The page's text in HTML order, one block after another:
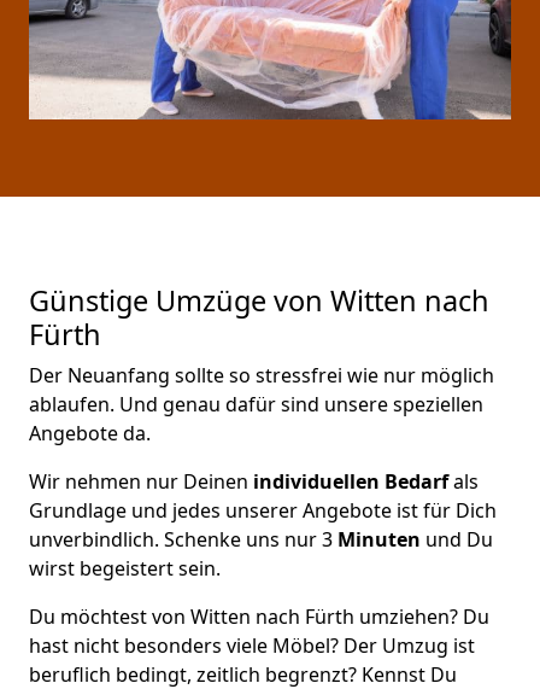
Günstige Umzüge von Witten nach
Fürth
Der Neuanfang sollte so stressfrei wie nur möglich
ablaufen. Und genau dafür sind unsere speziellen
Angebote da.
Wir nehmen nur Deinen individuellen Bedarfals
Grundlage und jedes unserer Angebote ist für Dich
unverbindlich. Schenke uns nur 3 Minuten und Du
wirst begeistert sein.
Du möchtest von Witten nach Fürth umziehen? Du
hast nicht besonders viele Möbel? Der Umzug ist
beruflich bedingt, zeitlich begrenzt? Kennst Du